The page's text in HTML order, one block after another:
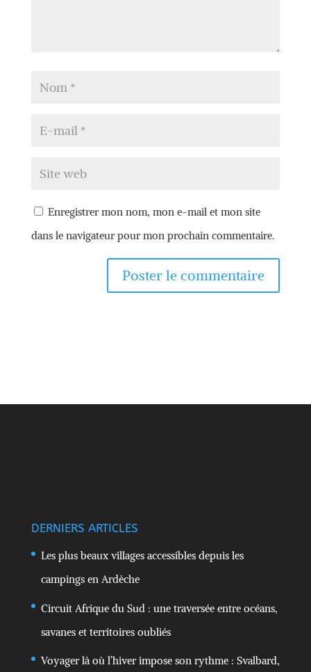
Enregistrer mon nom, mon e-mail et mon site
dans le navigateur pour mon prochain commentaire.
DERNIERS ARTICLES
Les plus beaux villages accessibles depuis les
campings en Ardèche
Circuit Afrique du Sud : une traversée entre océans,
savanes et territoires oubliés
Voyager là où l’hiver impose son rythme : Svalbard,